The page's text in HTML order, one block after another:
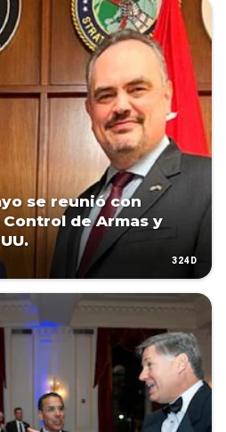
se reunió con
de Armas y
324D